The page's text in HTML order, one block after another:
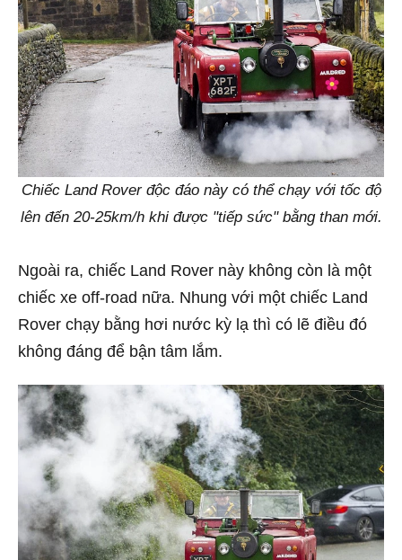
Chiếc Land Rover độc đáo này có thể chạy với tốc độ
lên đến 20-25km/h khi được "tiếp sức" bằng than mới.
Ngoài ra, chiếc Land Rover này không còn là một
chiếc xe off-road nữa. Nhung với một chiếc Land
Rover chạy bằng hơi nước kỳ lạ thì có lẽ điều đó
không đáng để bận tâm lắm.